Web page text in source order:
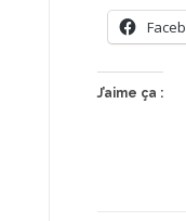
J’aime ça :